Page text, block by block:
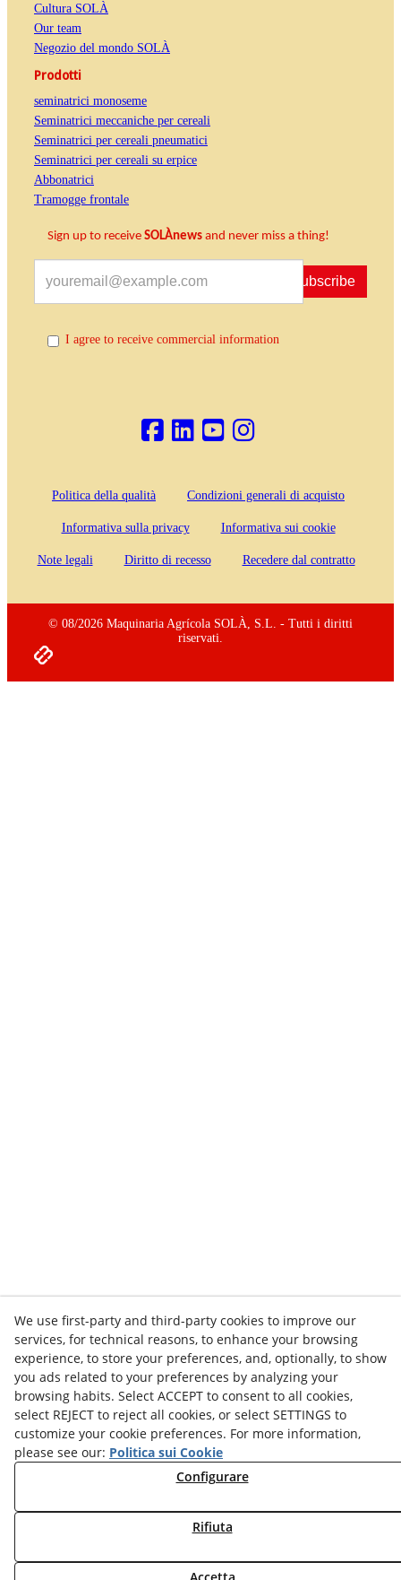
Cultura SOLÀ
Our team
Negozio del mondo SOLÀ
Prodotti
seminatrici monoseme
Seminatrici meccaniche per cereali
Seminatrici per cereali pneumatici
Seminatrici per cereali su erpice
Abbonatrici
Tramogge frontale
Sign up to receive SOLÀnews and never miss a thing!
Subscribe
I agree to receive commercial information
Politica della qualità Condizioni generali di acquisto
Informativa sulla privacy Informativa sui cookie
Note legali Diritto di recesso Recedere dal contratto
© 08/2026 Maquinaria Agrícola SOLÀ, S.L. - Tutti i diritti
riservati.
We use first-party and third-party cookies to improve our
services, for technical reasons, to enhance your browsing
experience, to store your preferences, and, optionally, to show
you ads related to your preferences by analyzing your
browsing habits. Select ACCEPT to consent to all cookies,
select REJECT to reject all cookies, or select SETTINGS to
customize your cookie preferences. For more information,
please see our: Politica sui Cookie
Configurare
Rifiuta